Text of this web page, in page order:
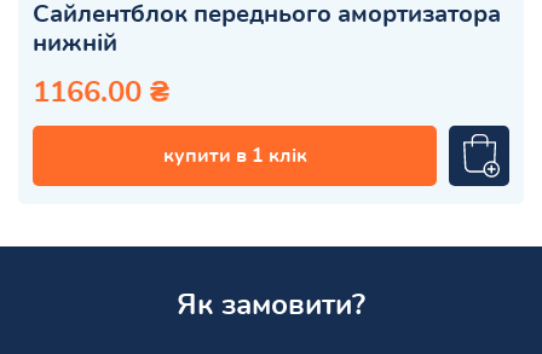
Сайлентблок переднього амортизатора
нижній
1166.00 ₴
купити в 1 клік
Як замовити?